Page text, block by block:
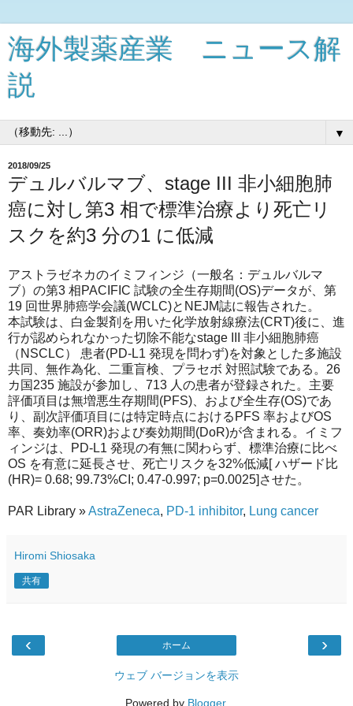
海外製薬産業 ニュース解
説
▼
2018/09/25
デュルバルマブ、stage III 非小細胞肺
癌に対し第3 相で標準治療より死亡リ
スクを約3 分の1 に低減
アストラゼネカのイミフィンジ（一般名：デュルバルマ
ブ）の第3 相PACIFIC 試験の全生存期間(OS)データが、第
19 回世界肺癌学会議(WCLC)とNEJM誌に報告された。
本試験は、白金製剤を用いた化学放射線療法(CRT)後に、進
行が認められなかった切除不能なstage III 非小細胞肺癌
（NSCLC） 患者(PD-L1 発現を問わず)を対象とした多施設
共同、無作為化、二重盲検、プラセボ 対照試験である。26
カ国235 施設が参加し、713 人の患者が登録された。主要
評価項目は無増悪生存期間(PFS)、および全生存(OS)であ
り、副次評価項目には特定時点におけるPFS 率およびOS
率、奏効率(ORR)および奏効期間(DoR)が含まれる。イミフ
ィンジは、PD-L1 発現の有無に関わらず、標準治療に比べ
OS を有意に延長させ、死亡リスクを32%低減[ ハザード比
(HR)= 0.68; 99.73%CI; 0.47-0.997; p=0.0025]させた。
PAR Library »AstraZeneca, PD-1 inhibitor, Lung cancer
Hiromi Shiosaka
共有
‹ ›
ホーム
ウェブ バージョンを表示
Powered by Blogger.